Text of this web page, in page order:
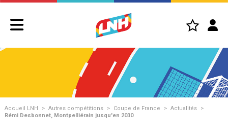
Accueil LNH > Autres compétitions > Coupe de France > Actualités
>
Rémi Desbonnet, Montpelliérain jusqu'en 2030